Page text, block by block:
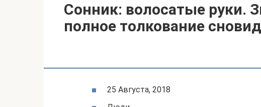
Сонник: волосатые руки.
полное толкование
25 Августа, 2018